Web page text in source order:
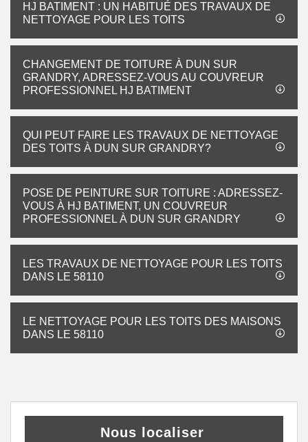
HJ BATIMENT : UN HABITUÉ DES TRAVAUX DE
NETTOYAGE POUR LES TOITS
CHANGEMENT DE TOITURE À DUN SUR
GRANDRY, ADRESSEZ-VOUS AU COUVREUR
PROFESSIONNEL HJ BATIMENT
QUI PEUT FAIRE LES TRAVAUX DE NETTOYAGE
DES TOITS À DUN SUR GRANDRY?
POSE DE PEINTURE SUR TOITURE : ADRESSEZ-
VOUS À HJ BATIMENT, UN COUVREUR
PROFESSIONNEL À DUN SUR GRANDRY
LES TRAVAUX DE NETTOYAGE POUR LES TOITS
DANS LE 58110
LE NETTOYAGE POUR LES TOITS DES MAISONS
DANS LE 58110
Nous localiser